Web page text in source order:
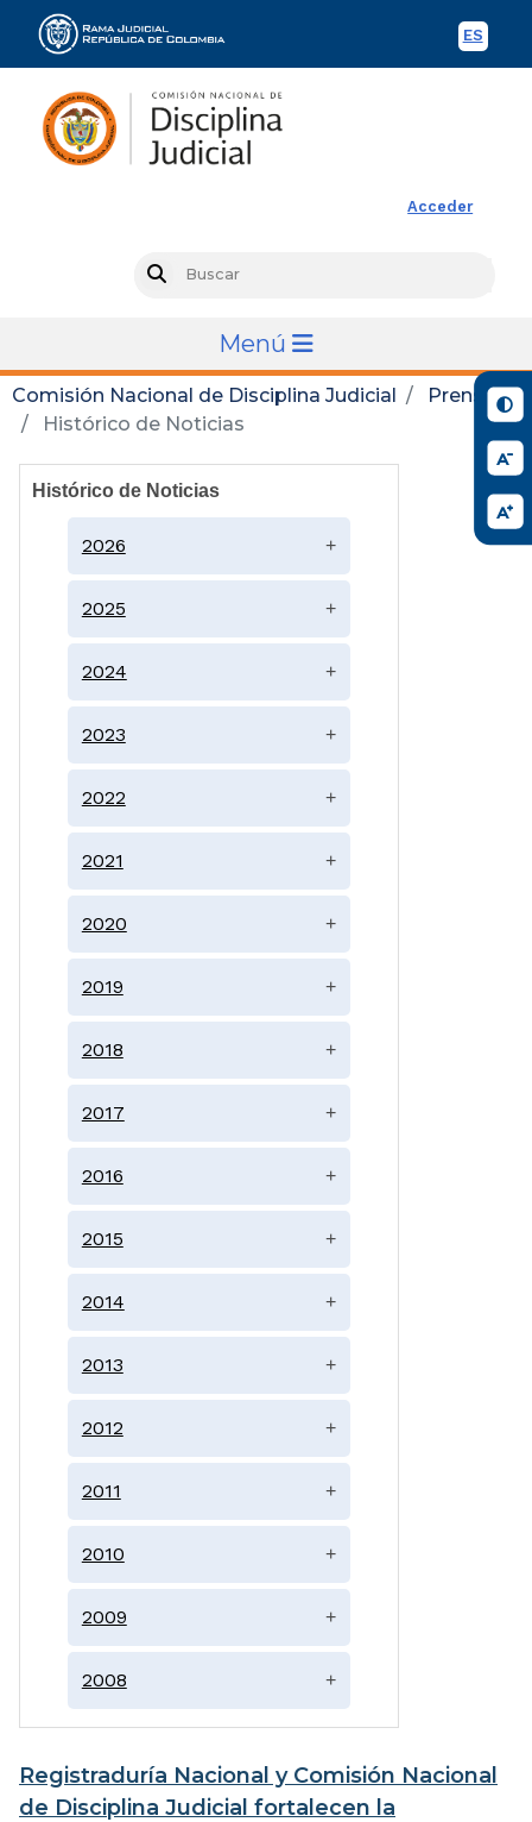
ES
Acceder
Menú
Comisión Nacional de Disciplina Judicial
Prensa
Histórico de Noticias
Histórico de Noticias
2026 +
2025 +
2024 +
2023 +
2022 +
2021 +
2020 +
2019 +
2018 +
2017 +
2016 +
2015 +
2014 +
2013 +
2012 +
2011 +
2010 +
2009 +
2008 +
Registraduría Nacional y Comisión Nacional
de Disciplina Judicial fortalecen la